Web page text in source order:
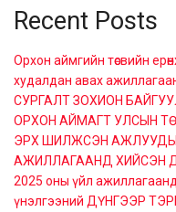
Recent Posts
Орхон аймгийн төсвийн
худалдан авах
СУРГАЛТ ЗОХИОН
ОРХОН АЙМАГТ УЛСЫН
ЭРХ ШИЛЖСЭН
АЖИЛЛАГААНД ХИЙСЭН
2025 оны үйл
үнэлгээний ДҮНГЭЭР